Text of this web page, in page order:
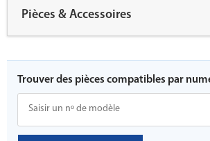
Pièces & Accessoires
Trouver des pièces compatibles par